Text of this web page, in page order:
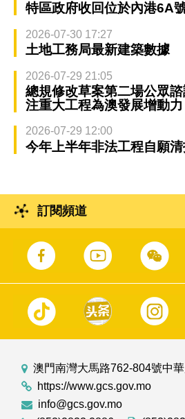
特區政府收回位於內港6A
2026-07-30 17:27
土地工務局最新建築數據
2026-07-29 21:05
總規修改草案第二場公眾
注重大工程為澳發展增動力
2026-07-29 12:00
今年上半年非法工程自願
訂閱頻道
澳門南灣大馬路762-804號中
https://www.gcs.gov.mo
info@gcs.gov.mo